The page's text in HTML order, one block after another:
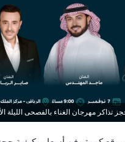
تذاكر مهرجان الغناء بالفصحى الليلة